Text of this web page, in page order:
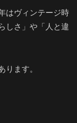
はヴィンテージ時
しさ」や「人と違
ります。